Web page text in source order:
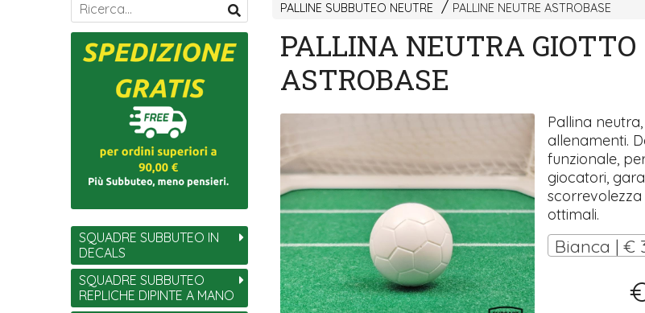
PALLINE SUBBUTEO NEUTRE PALLINE NEUTRE ASTROBASE
PALLINA NEUTRA GIOTTO
ASTROBASE
Pallina
allenamenti.
funzionale,
giocatori,
ottimali.
Bianca | €
SQUADRE SUBBUTEO IN
DECALS
SQUADRE SUBBUTEO
REPLICHE DIPINTE A MANO